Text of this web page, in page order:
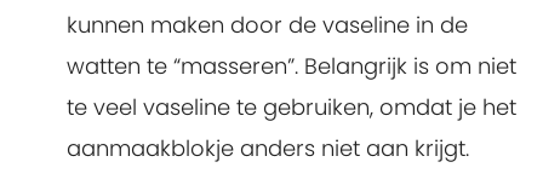
kunnen maken door de vaseline in de
watten te “masseren”. Belangrijk is om niet
te veel vaseline te gebruiken, omdat je het
aanmaakblokje anders niet aan krijgt.